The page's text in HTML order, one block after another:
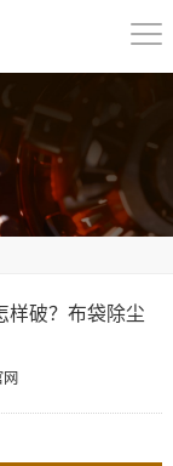
样破？布袋除尘
网